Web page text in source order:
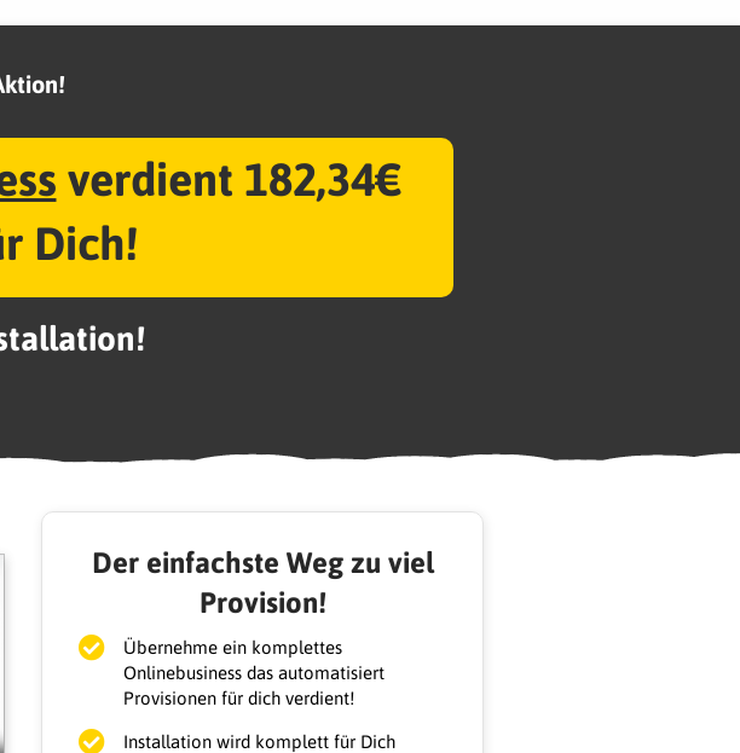
verdient 182,34€
Dich!
Der einfachste Weg zu viel
Provision!
Übernehme ein komplettes
Onlinebusiness das automatisiert
Provisionen für dich verdient!
Installation wird komplett für Dich